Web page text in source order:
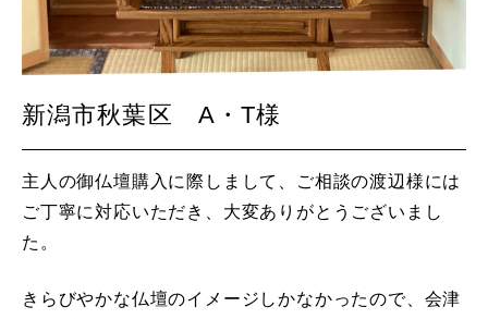
新潟市秋葉区 A・T様
主人の御仏壇購入に際しまして、ご相談の渡辺様には
ご丁寧に対応いただき、大変ありがとうございまし
た。
きらびやかな仏壇のイメージしかなかったので、会津